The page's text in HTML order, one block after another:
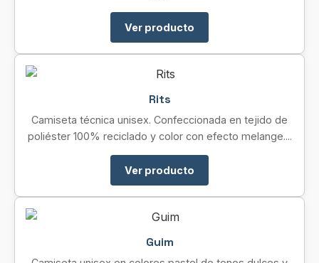
Ver producto
Rits
Camiseta técnica unisex. Confeccionada en tejido de
poliéster 100% reciclado y color con efecto melange....
Ver producto
Guim